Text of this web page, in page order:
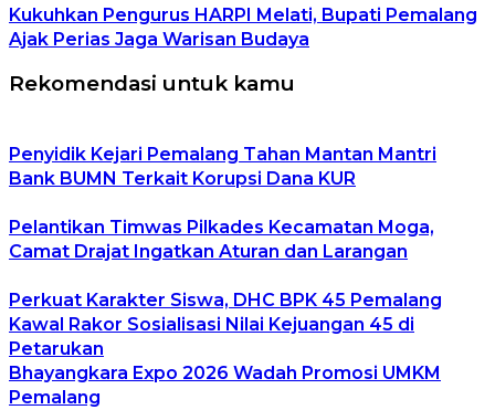
Kukuhkan Pengurus HARPI Melati, Bupati Pemalang
Ajak Perias Jaga Warisan Budaya
Rekomendasi untuk kamu
Penyidik Kejari Pemalang Tahan Mantan Mantri
Bank BUMN Terkait Korupsi Dana KUR
Pelantikan Timwas Pilkades Kecamatan Moga,
Camat Drajat Ingatkan Aturan dan Larangan
Perkuat Karakter Siswa, DHC BPK 45 Pemalang
Kawal Rakor Sosialisasi Nilai Kejuangan 45 di
Petarukan
Bhayangkara Expo 2026 Wadah Promosi UMKM
Pemalang